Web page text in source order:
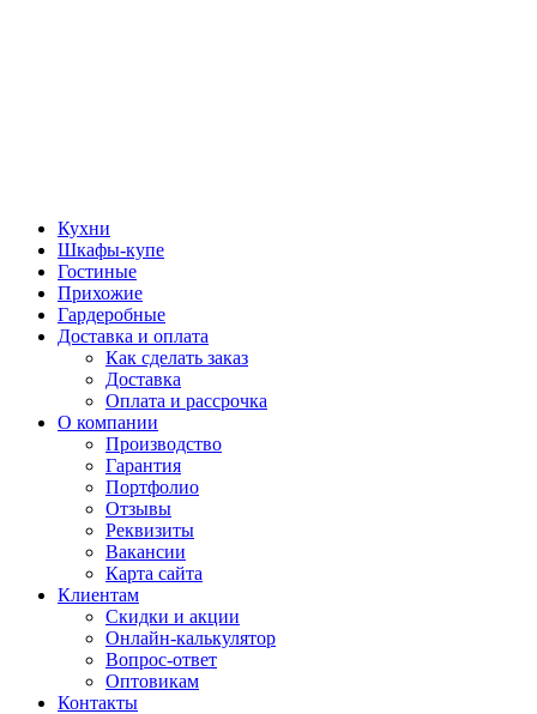
Кухни
Шкафы-купе
Гостиные
Прихожие
Гардеробные
Доставка и оплата
Как сделать заказ
Доставка
Оплата и рассрочка
О компании
Производство
Гарантия
Портфолио
Отзывы
Реквизиты
Вакансии
Карта сайта
Клиентам
Скидки и акции
Онлайн-калькулятор
Вопрос-ответ
Оптовикам
Контакты